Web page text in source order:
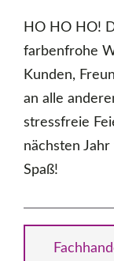
HO HO HO!
farbenfrohe
Kunden,
an alle
stressfreie
nächsten
Spaß!